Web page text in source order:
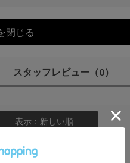
閉じる
スタッフレビュー （0）
表示：新しい順